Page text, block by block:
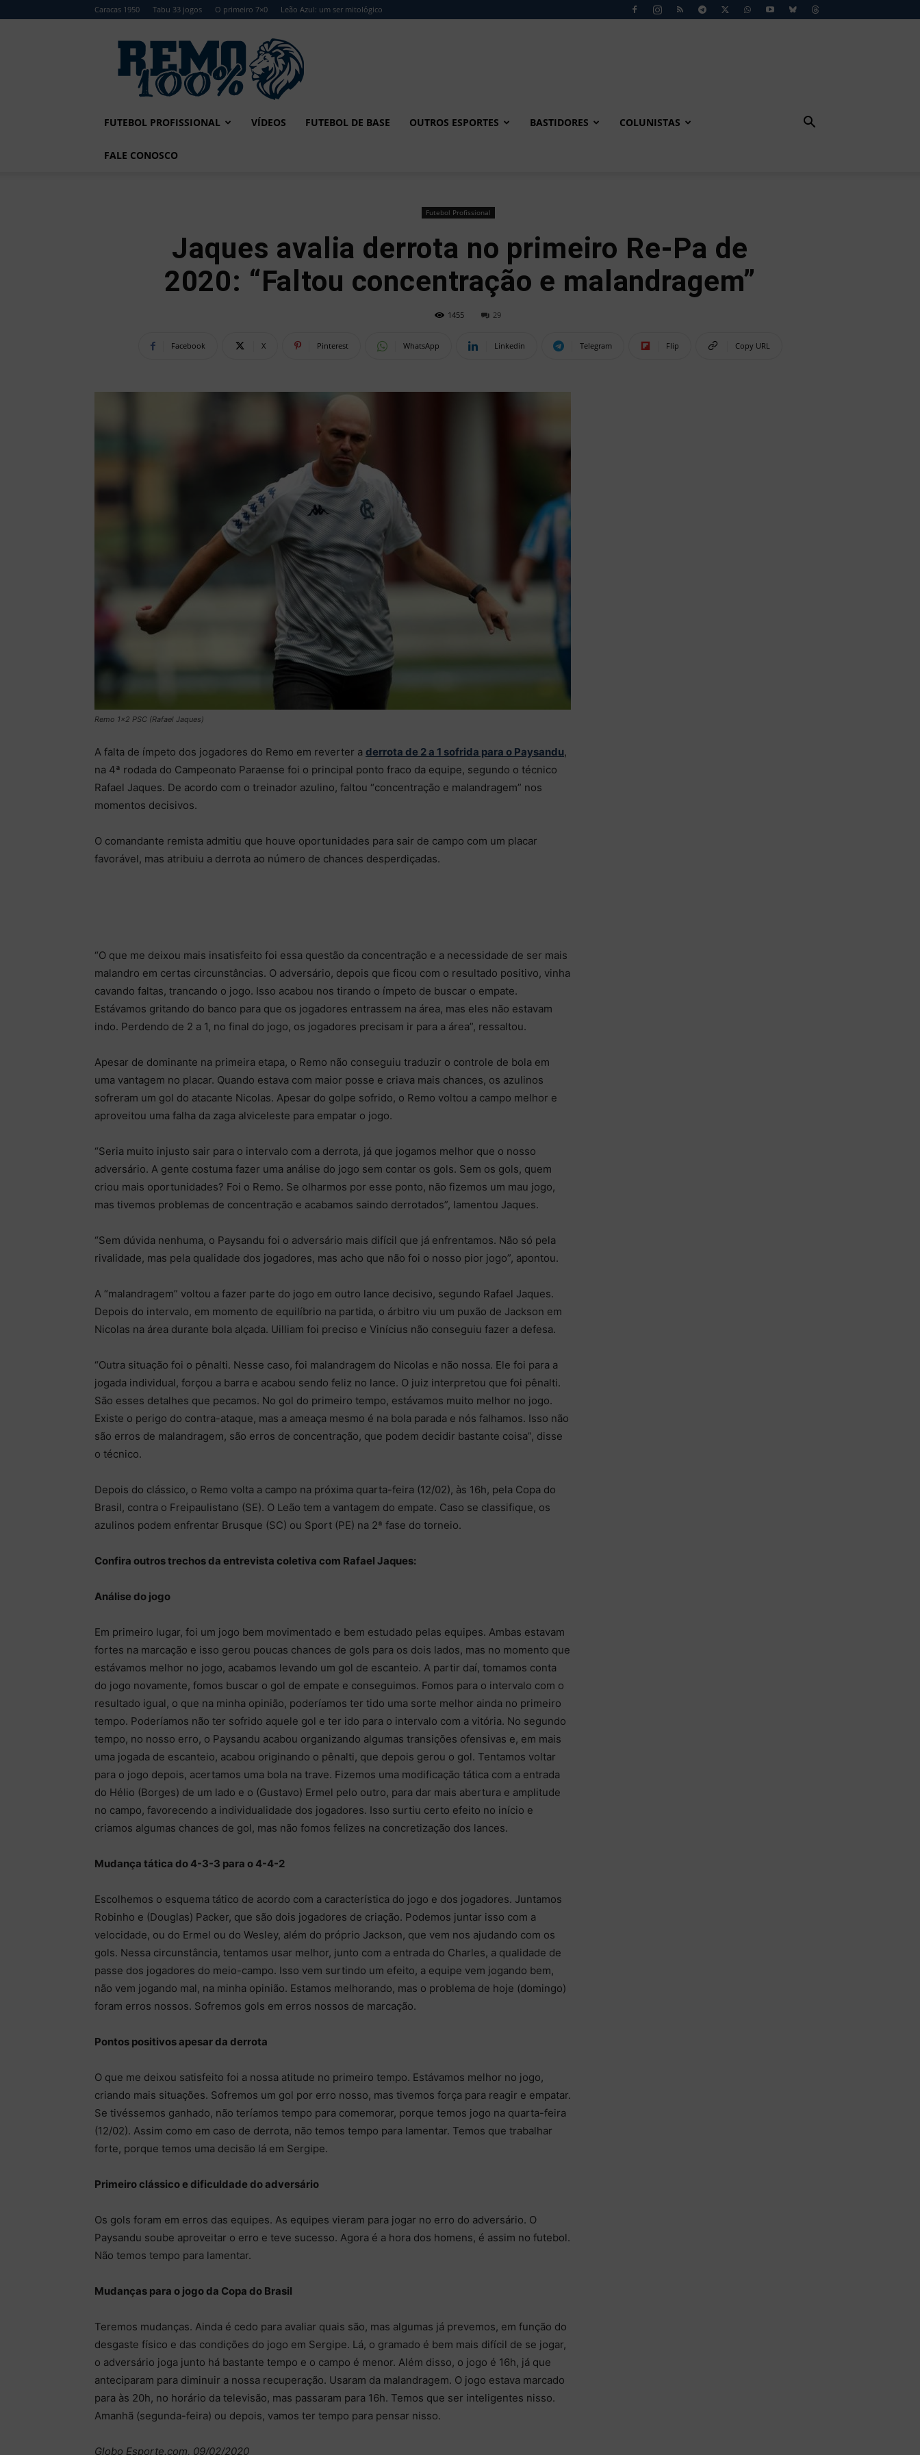
Caracas 1950 Tabu 33 jogos O primeiro 7×0 Leão Azul: um ser mitológico
Remo
FUTEBOL PROFISSIONAL VÍDEOS FUTEBOL DE BASE OUTROS ESPORTES BASTIDORES COLUNISTAS
FALE CONOSCO
Futebol Profissional
Jaques avalia derrota no primeiro Re-Pa de
2020: “Faltou concentração e malandragem”
1455 29
Facebook X Pinterest WhatsApp Linkedin Telegram Flip Copy URL
Remo 1x2 PSC (Rafael Jaques)
A falta de ímpeto dos jogadores do Remo em reverter a derrota de 2 a 1 sofrida para o Paysandu,
na 4ª rodada do Campeonato Paraense foi o principal ponto fraco da equipe, segundo o técnico
Rafael Jaques. De acordo com o treinador azulino, faltou “concentração e malandragem” nos
momentos decisivos.
O comandante remista admitiu que houve oportunidades para sair de campo com um placar
favorável, mas atribuiu a derrota ao número de chances desperdiçadas.
“O que me deixou mais insatisfeito foi essa questão da concentração e a necessidade de ser mais
malandro em certas circunstâncias. O adversário, depois que ficou com o resultado positivo, vinha
cavando faltas, trancando o jogo. Isso acabou nos tirando o ímpeto de buscar o empate.
Estávamos gritando do banco para que os jogadores entrassem na área, mas eles não estavam
indo. Perdendo de 2 a 1, no final do jogo, os jogadores precisam ir para a área”, ressaltou.
Apesar de dominante na primeira etapa, o Remo não conseguiu traduzir o controle de bola em
uma vantagem no placar. Quando estava com maior posse e criava mais chances, os azulinos
sofreram um gol do atacante Nicolas. Apesar do golpe sofrido, o Remo voltou a campo melhor e
aproveitou uma falha da zaga alviceleste para empatar o jogo.
“Seria muito injusto sair para o intervalo com a derrota, já que jogamos melhor que o nosso
adversário. A gente costuma fazer uma análise do jogo sem contar os gols. Sem os gols, quem
criou mais oportunidades? Foi o Remo. Se olharmos por esse ponto, não fizemos um mau jogo,
mas tivemos problemas de concentração e acabamos saindo derrotados”, lamentou Jaques.
“Sem dúvida nenhuma, o Paysandu foi o adversário mais difícil que já enfrentamos. Não só pela
rivalidade, mas pela qualidade dos jogadores, mas acho que não foi o nosso pior jogo”, apontou.
A “malandragem” voltou a fazer parte do jogo em outro lance decisivo, segundo Rafael Jaques.
Depois do intervalo, em momento de equilíbrio na partida, o árbitro viu um puxão de Jackson em
Nicolas na área durante bola alçada. Uilliam foi preciso e Vinícius não conseguiu fazer a defesa.
“Outra situação foi o pênalti. Nesse caso, foi malandragem do Nicolas e não nossa. Ele foi para a
jogada individual, forçou a barra e acabou sendo feliz no lance. O juiz interpretou que foi pênalti.
São esses detalhes que pecamos. No gol do primeiro tempo, estávamos muito melhor no jogo.
Existe o perigo do contra-ataque, mas a ameaça mesmo é na bola parada e nós falhamos. Isso não
são erros de malandragem, são erros de concentração, que podem decidir bastante coisa”, disse
o técnico.
Depois do clássico, o Remo volta a campo na próxima quarta-feira (12/02), às 16h, pela Copa do
Brasil, contra o Freipaulistano (SE). O Leão tem a vantagem do empate. Caso se classifique, os
azulinos podem enfrentar Brusque (SC) ou Sport (PE) na 2ª fase do torneio.
Confira outros trechos da entrevista coletiva com Rafael Jaques:
Análise do jogo
Em primeiro lugar, foi um jogo bem movimentado e bem estudado pelas equipes. Ambas estavam
fortes na marcação e isso gerou poucas chances de gols para os dois lados, mas no momento que
estávamos melhor no jogo, acabamos levando um gol de escanteio. A partir daí, tomamos conta
do jogo novamente, fomos buscar o gol de empate e conseguimos. Fomos para o intervalo com o
resultado igual, o que na minha opinião, poderíamos ter tido uma sorte melhor ainda no primeiro
tempo. Poderíamos não ter sofrido aquele gol e ter ido para o intervalo com a vitória. No segundo
tempo, no nosso erro, o Paysandu acabou organizando algumas transições ofensivas e, em mais
uma jogada de escanteio, acabou originando o pênalti, que depois gerou o gol. Tentamos voltar
para o jogo depois, acertamos uma bola na trave. Fizemos uma modificação tática com a entrada
do Hélio (Borges) de um lado e o (Gustavo) Ermel pelo outro, para dar mais abertura e amplitude
no campo, favorecendo a individualidade dos jogadores. Isso surtiu certo efeito no início e
criamos algumas chances de gol, mas não fomos felizes na concretização dos lances.
Mudança tática do 4-3-3 para o 4-4-2
Escolhemos o esquema tático de acordo com a característica do jogo e dos jogadores. Juntamos
Robinho e (Douglas) Packer, que são dois jogadores de criação. Podemos juntar isso com a
velocidade, ou do Ermel ou do Wesley, além do próprio Jackson, que vem nos ajudando com os
gols. Nessa circunstância, tentamos usar melhor, junto com a entrada do Charles, a qualidade de
passe dos jogadores do meio-campo. Isso vem surtindo um efeito, a equipe vem jogando bem,
não vem jogando mal, na minha opinião. Estamos melhorando, mas o problema de hoje (domingo)
foram erros nossos. Sofremos gols em erros nossos de marcação.
Pontos positivos apesar da derrota
O que me deixou satisfeito foi a nossa atitude no primeiro tempo. Estávamos melhor no jogo,
criando mais situações. Sofremos um gol por erro nosso, mas tivemos força para reagir e empatar.
Se tivéssemos ganhado, não teríamos tempo para comemorar, porque temos jogo na quarta-feira
(12/02). Assim como em caso de derrota, não temos tempo para lamentar. Temos que trabalhar
forte, porque temos uma decisão lá em Sergipe.
Primeiro clássico e dificuldade do adversário
Os gols foram em erros das equipes. As equipes vieram para jogar no erro do adversário. O
Paysandu soube aproveitar o erro e teve sucesso. Agora é a hora dos homens, é assim no futebol.
Não temos tempo para lamentar.
Mudanças para o jogo da Copa do Brasil
Teremos mudanças. Ainda é cedo para avaliar quais são, mas algumas já prevemos, em função do
desgaste físico e das condições do jogo em Sergipe. Lá, o gramado é bem mais difícil de se jogar,
o adversário joga junto há bastante tempo e o campo é menor. Além disso, o jogo é 16h, já que
anteciparam para diminuir a nossa recuperação. Usaram da malandragem. O jogo estava marcado
para às 20h, no horário da televisão, mas passaram para 16h. Temos que ser inteligentes nisso.
Amanhã (segunda-feira) ou depois, vamos ter tempo para pensar nisso.
Globo Esporte.com, 09/02/2020